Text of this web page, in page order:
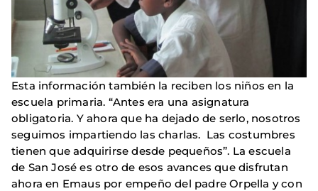
Esta información también la reciben los niños en la
escuela primaria. “Antes era una asignatura
obligatoria. Y ahora que ha dejado de serlo, nosotros
seguimos impartiendo las charlas. Las costumbres
tienen que adquirirse desde pequeños”. La escuela
de San José es otro de esos avances que disfrutan
ahora en Emaus por empeño del padre Orpella y con